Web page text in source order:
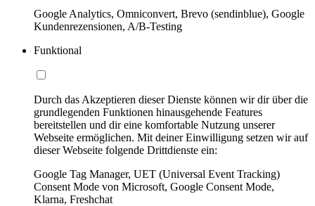
Google Analytics, Omniconvert, Brevo (sendinblue), Google
Kundenrezensionen, A/B-Testing
Funktional
Durch das Akzeptieren dieser Dienste können wir dir über die
grundlegenden Funktionen hinausgehende Features
bereitstellen und dir eine komfortable Nutzung unserer
Webseite ermöglichen. Mit deiner Einwilligung setzen wir auf
dieser Webseite folgende Drittdienste ein:
Google Tag Manager, UET (Universal Event Tracking)
Consent Mode von Microsoft, Google Consent Mode,
Klarna, Freshchat